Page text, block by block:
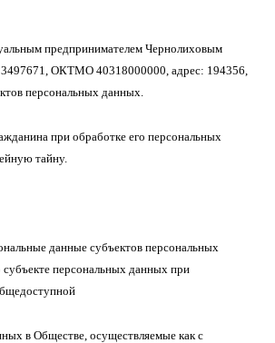
предпринимателем Чернолиховым
ОКТМО 40318000000, адрес: 194356,
персональных данных.
при обработке его персональных
тайну.
данные субъектов персональных
персональных данных при
в Обществе, осуществляемые как с